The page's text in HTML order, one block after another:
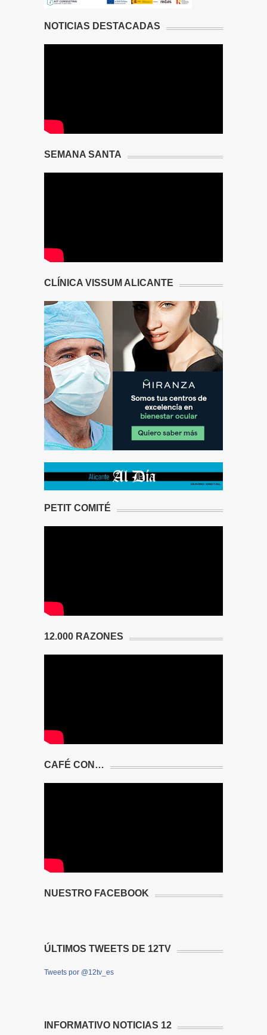
NOTICIAS DESTACADAS
SEMANA SANTA
CLÍNICA VISSUM ALICANTE
PETIT COMITÉ
12.000 RAZONES
CAFÉ CON…
NUESTRO FACEBOOK
ÚLTIMOS TWEETS DE 12TV
Tweets por @12tv_es
INFORMATIVO NOTICIAS 12